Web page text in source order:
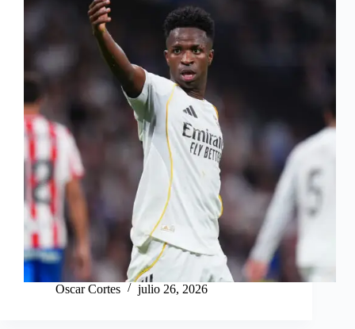
Oscar Cortes julio 26, 2026